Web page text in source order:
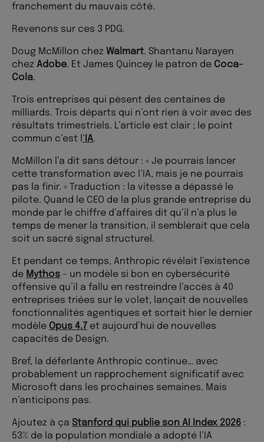
franchement du mauvais côté.
Revenons sur ces 3 PDG.
Doug McMillon chez Walmart. Shantanu Narayen
chez Adobe. Et James Quincey le patron de Coca-
Cola.
Trois entreprises qui pèsent des centaines de
milliards. Trois départs qui n’ont rien à voir avec des
résultats trimestriels. L’article est clair ; le point
commun c’est l ‘ IA.
McMillon l’a dit sans détour : « Je pourrais lancer
cette transformation avec l’IA, mais je ne pourrais
pas la finir. » Traduction : la vitesse a dépassé le
pilote. Quand le CEO de la plus grande entreprise du
monde par le chiffre d’affaires dit qu’il n’a plus le
temps de mener la transition, il semblerait que cela
soit un sacré signal structurel.
Et pendant ce temps, Anthropic révélait l’existence
de Mythos – un modèle si bon en cybersécurité
offensive qu’il a fallu en restreindre l’accès à 40
entreprises triées sur le volet, lançait de nouvelles
fonctionnalités agentiques et sortait hier le dernier
modèle Opus 4.7 et aujourd’hui de nouvelles
capacités de Design.
Bref, la déferlante Anthropic continue… avec
probablement un rapprochement significatif avec
Microsoft dans les prochaines semaines. Mais
n’anticipons pas.
Ajoutez à ça Stanford qui publie son AI Index 2026 :
53% de la population mondiale a adopté l’IA